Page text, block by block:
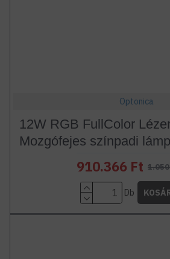
Optonica
12W RGB FullColor
Mozgófejes színpadi
910.366 Ft
Db